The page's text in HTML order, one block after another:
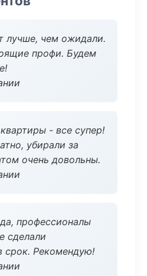
лучше, чем ожидали.
профи. Будем
- все супер!
убирали за
очень довольны.
профессионалы
сделали
срок. Рекомендую!